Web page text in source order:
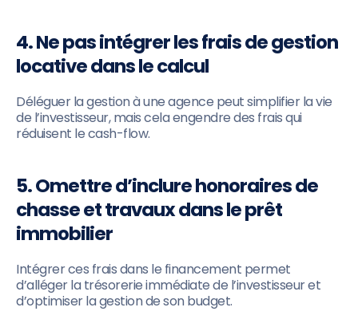
4. Ne pas intégrer les frais de gestion
locative dans le calcul
Déléguer la gestion à une agence peut simplifier la vie
de l’investisseur, mais cela engendre des frais qui
réduisent le cash-flow.
5. Omettre d’inclure honoraires de
chasse et travaux dans le prêt
immobilier
Intégrer ces frais dans le financement permet
d’alléger la trésorerie immédiate de l’investisseur et
d’optimiser la gestion de son budget.